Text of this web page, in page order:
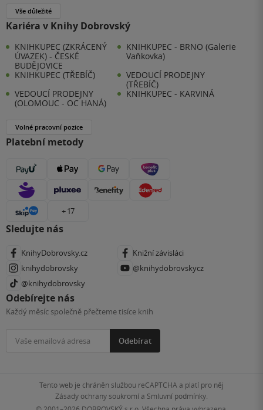
Vše důležité
Kariéra v Knihy Dobrovský
KNIHKUPEC (ZKRÁCENÝ
ÚVAZEK) - ČESKÉ
BUDĚJOVICE
KNIHKUPEC - BRNO (Galerie
Vaňkovka)
KNIHKUPEC (TŘEBÍČ)
VEDOUCÍ PRODEJNY
(TŘEBÍČ)
VEDOUCÍ PRODEJNY
(OLOMOUC - OC HANÁ)
KNIHKUPEC - KARVINÁ
Volné pracovní pozice
Platební metody
+ 17
Sledujte nás
KnihyDobrovsky.cz
Knižní závisláci
knihydobrovsky
@knihydobrovskycz
@knihydobrovsky
Odebírejte nás
Každý měsíc společně přečteme tisíce knih
Odebírat
Tento web je chráněn službou reCAPTCHA a platí pro něj
Zásady ochrany soukromía Smluvní podmínky